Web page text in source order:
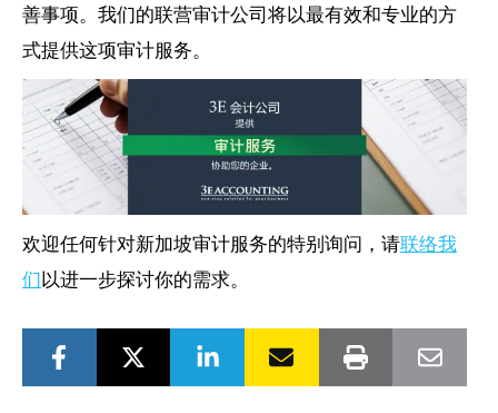
善事项。我们的联营审计公司将以最有效和专业的方
式提供这项审计服务。
欢迎任何针对新加坡审计服务的特别询问，请联络我
们以进一步探讨你的需求。